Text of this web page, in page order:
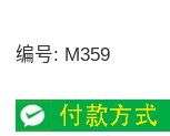
编号: M359